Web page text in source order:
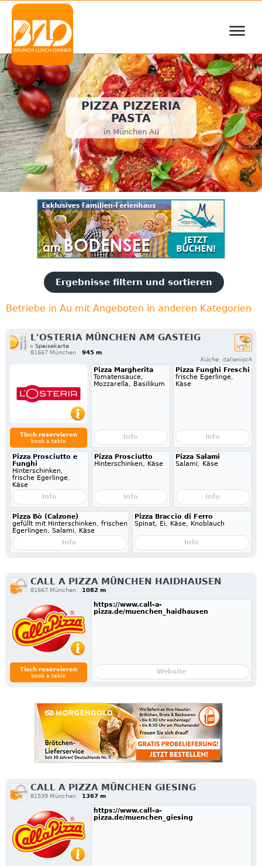
≡
PIZZA PIZZERIA
PASTA
in München Au
Ergebnisse filtern und sortieren
Betriebe in Au mit Angeboten in anderen Kategorien
L'OSTERIA MÜNCHEN AM GASTEIG
▹ Speisekarte
81667 München
945 m
Küche: italienisch
Tisch reservieren
book a table
Pizza Margherita
Tomatensauce,
Mozzarella, Basilikum
Info
Pizza Funghi Freschi
frische Egerlinge,
Käse
Info
Pizza Prosciutto e
Funghi
Hinterschinken,
frische Egerlinge,
Käse
Info
Pizza Prosciutto
Hinterschinken, Käse
Info
Pizza Salami
Salami, Käse
Info
Pizza Bò (Calzone)
gefüllt mit Hinterschinken, frischen
Egerlingen, Salami, Käse
Info
Pizza Braccio di Ferro
Spinat, Ei, Käse, Knoblauch
Info
CALL A PIZZA MÜNCHEN HAIDHAUSEN
81667 München 1082 m
Tisch reservieren
book a table
https://www.call-a-
pizza.de/muenchen_haidhausen
Website
CALL A PIZZA MÜNCHEN GIESING
81539 München 1367 m
https://www.call-a-
pizza.de/muenchen_giesing